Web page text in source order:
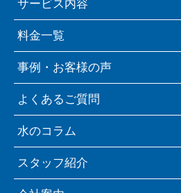
サービス内容
料金一覧
事例・お客様の声
よくあるご質問
水のコラム
スタッフ紹介